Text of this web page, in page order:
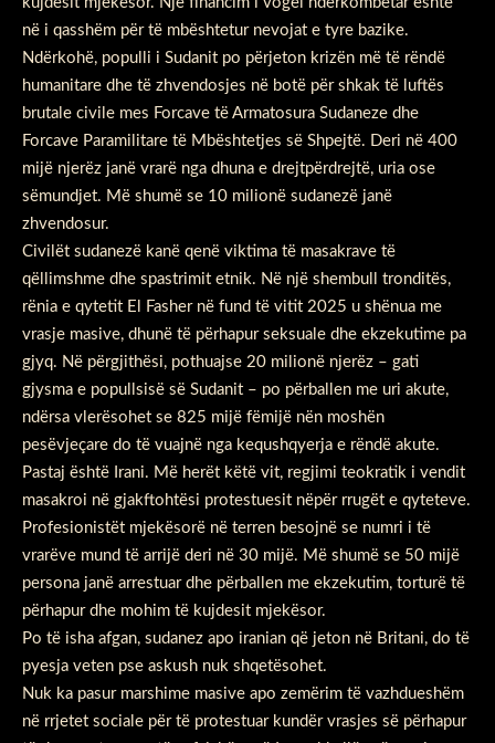
në i qasshëm për të mbështetur nevojat e tyre bazike.
Ndërkohë, populli i Sudanit po përjeton krizën më të rëndë
humanitare dhe të zhvendosjes në botë për shkak të luftës
brutale civile mes Forcave të Armatosura Sudaneze dhe
Forcave Paramilitare të Mbështetjes së Shpejtë. Deri në 400
mijë njerëz janë vrarë nga dhuna e drejtpërdrejtë, uria ose
sëmundjet. Më shumë se 10 milionë sudanezë janë
zhvendosur.
Civilët sudanezë kanë qenë viktima të masakrave të
qëllimshme dhe spastrimit etnik. Në një shembull tronditës,
rënia e qytetit El Fasher në fund të vitit 2025 u shënua me
vrasje masive, dhunë të përhapur seksuale dhe ekzekutime pa
gjyq. Në përgjithësi, pothuajse 20 milionë njerëz – gati
gjysma e popullsisë së Sudanit – po përballen me uri akute,
ndërsa vlerësohet se 825 mijë fëmijë nën moshën
pesëvjeçare do të vuajnë nga kequshqyerja e rëndë akute.
Pastaj është Irani. Më herët këtë vit, regjimi teokratik i vendit
masakroi në gjakftohtësi protestuesit nëpër rrugët e qyteteve.
Profesionistët mjekësorë në terren besojnë se numri i të
vrarëve mund të arrijë deri në 30 mijë. Më shumë se 50 mijë
persona janë arrestuar dhe përballen me ekzekutim, torturë të
përhapur dhe mohim të kujdesit mjekësor.
Po të isha afgan, sudanez apo iranian që jeton në Britani, do të
pyesja veten pse askush nuk shqetësohet.
Nuk ka pasur marshime masive apo zemërim të vazhdueshëm
në rrjetet sociale për të protestuar kundër vrasjes së përhapur